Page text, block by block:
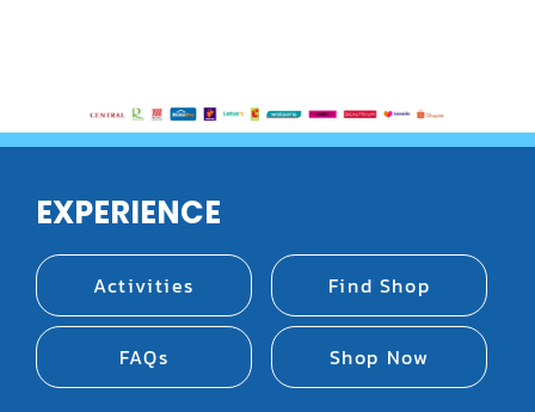
EXPERIENCE
Activities
FAQs
Find Shop
Shop Now